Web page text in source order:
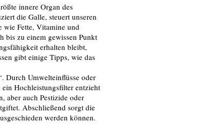
innere Organ des
die Galle, steuert unseren
wie Fette, Vitamine und
bis zu einem gewissen Punkt
erhalten bleibt,
gibt einige Tipps, wie das
Durch Umwelteinflüsse oder
Hochleistungsfilter entzieht
aber auch Pestizide oder
Abschließend sorgt die
werden können.